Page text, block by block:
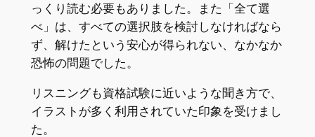
っくり読む必要もありました。また「全て選
べ」は、すべての選択肢を検討しなければなら
ず、解けたという安心が得られない、なかなか
恐怖の問題でした。
リスニングも資格試験に近いような聞き方で、
イラストが多く利用されていた印象を受けまし
た。